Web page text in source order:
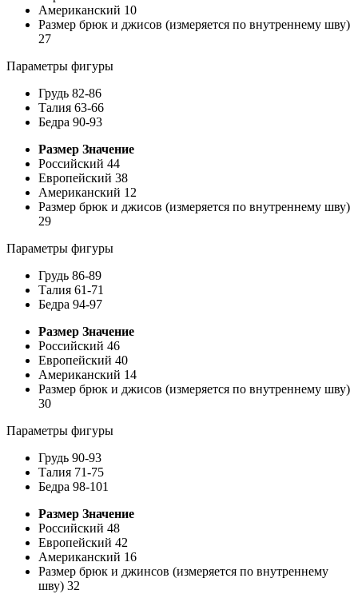
Американский 10
Размер брюк и джисов (измеряется по внутреннему шву)
27
Параметры фигуры
Грудь 82-86
Талия 63-66
Бедра 90-93
Размер Значение
Российский 44
Европейский 38
Американский 12
Размер брюк и джисов (измеряется по внутреннему шву)
29
Параметры фигуры
Грудь 86-89
Талия 61-71
Бедра 94-97
Размер Значение
Российский 46
Европейский 40
Американский 14
Размер брюк и джисов (измеряется по внутреннему шву)
30
Параметры фигуры
Грудь 90-93
Талия 71-75
Бедра 98-101
Размер Значение
Российский 48
Европейский 42
Американский 16
Размер брюк и джинсов (измеряется по внутреннему
шву) 32